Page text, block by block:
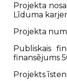
Projekta
Līduma
Projekta
Publiskais
finansējums
Projekts